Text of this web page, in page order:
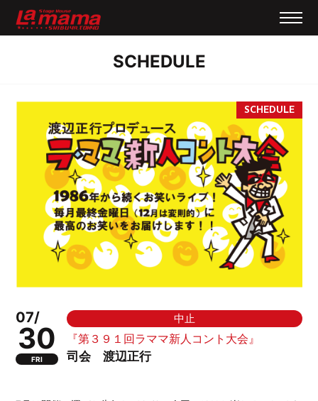
SCHEDULE
07/
30
FRI
中止
『第３９１回ラママ新人コント大会』
司会 渡辺正行